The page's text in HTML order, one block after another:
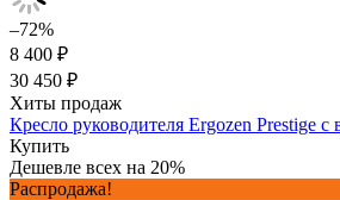
–72%
8 400 ₽
30 450 ₽
Хиты продаж
Кресло руководителя Ergozen Prestige
Купить
Дешевле всех на 20%
Распродажа!